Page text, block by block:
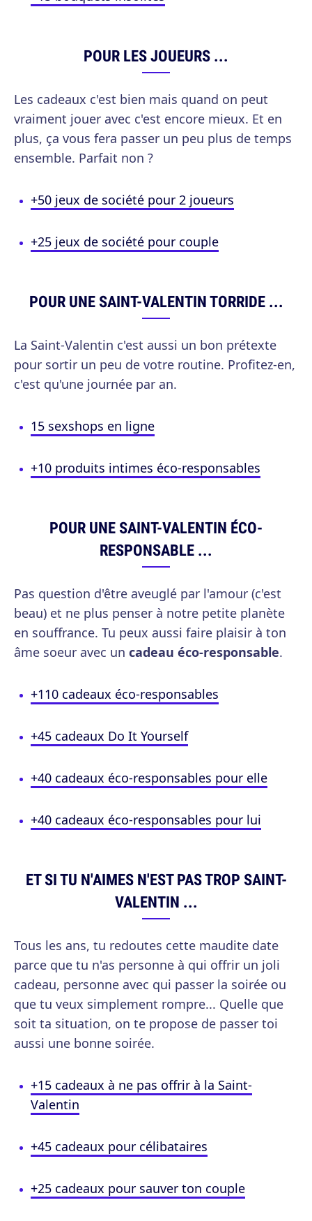
POUR LES JOUEURS ...
Les cadeaux c'est bien mais quand on peut
vraiment jouer avec c'est encore mieux. Et en
plus, ça vous fera passer un peu plus de temps
ensemble. Parfait non ?
+50 jeux de société pour 2 joueurs
+25 jeux de société pour couple
POUR UNE SAINT-VALENTIN TORRIDE ...
La Saint-Valentin c'est aussi un bon prétexte
pour sortir un peu de votre routine. Profitez-en,
c'est qu'une journée par an.
15 sexshops en ligne
+10 produits intimes éco-responsables
POUR UNE SAINT-VALENTIN ÉCO-
RESPONSABLE ...
Pas question d'être aveuglé par l'amour (c'est
beau) et ne plus penser à notre petite planète
en souffrance. Tu peux aussi faire plaisir à ton
âme soeur avec un cadeau éco-responsable.
+110 cadeaux éco-responsables
+45 cadeaux Do It Yourself
+40 cadeaux éco-responsables pour elle
+40 cadeaux éco-responsables pour lui
ET SI TU N'AIMES N'EST PAS TROP SAINT-
VALENTIN ...
Tous les ans, tu redoutes cette maudite date
parce que tu n'as personne à qui offrir un joli
cadeau, personne avec qui passer la soirée ou
que tu veux simplement rompre... Quelle que
soit ta situation, on te propose de passer toi
aussi une bonne soirée.
+15 cadeaux à ne pas offrir à la Saint-
Valentin
+45 cadeaux pour célibataires
+25 cadeaux pour sauver ton couple